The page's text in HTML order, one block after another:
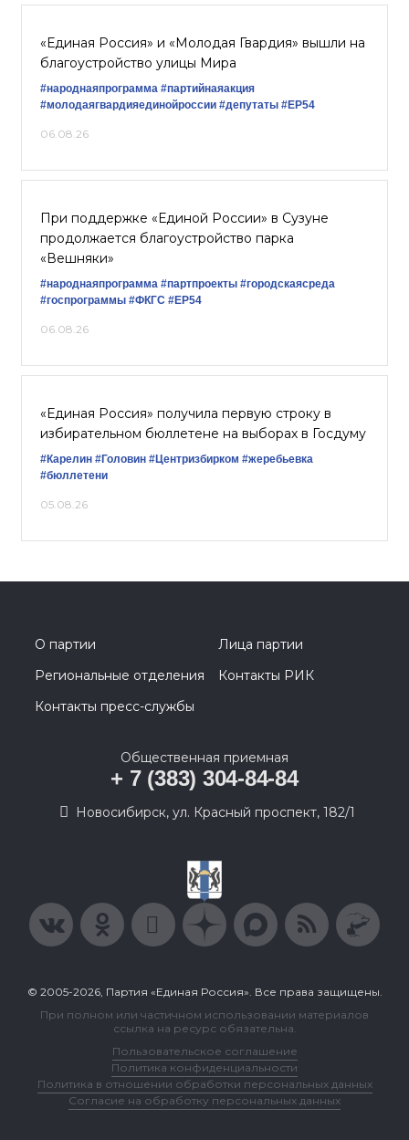
«Единая Россия» и «Молодая Гвардия» вышли на
благоустройство улицы Мира
#народнаяпрограмма #партийнаяакция
#молодаягвардияединойроссии #депутаты #ЕР54
06.08.26
При поддержке «Единой России» в Сузуне
продолжается благоустройство парка
«Вешняки»
#народнаяпрограмма #партпроекты #городскаясреда
#госпрограммы #ФКГС #ЕР54
06.08.26
«Единая Россия» получила первую строку в
избирательном бюллетене на выборах в Госдуму
#Карелин #Головин #Центризбирком #жеребьевка
#бюллетени
05.08.26
О партии
Лица партии
Региональные отделения
Контакты РИК
Контакты пресс-службы
Общественная приемная
+ 7 (383) 304-84-84
Новосибирск, ул. Красный проспект, 182/1
© 2005-2026, Партия «Единая Россия». Все права защищены.
При полном или частичном использовании материалов
ссылка на ресурс обязательна.
Пользовательское соглашение
Политика конфиденциальности
Политика в отношении обработки персональных данных
Согласие на обработку персональных данных